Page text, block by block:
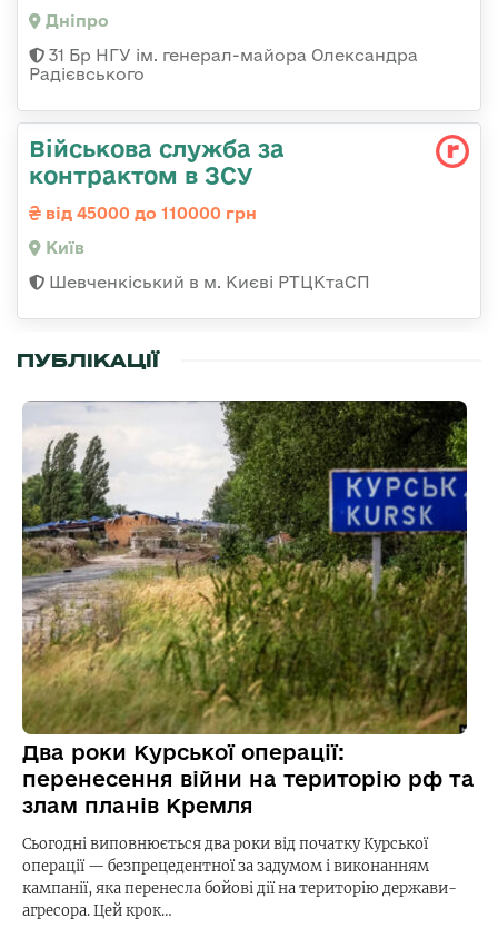
Дніпро
31 Бр НГУ ім. генерал-майора Олександра
Радієвського
Військова служба за
контрактом в ЗСУ
від 45000 до 110000 грн
Київ
Шевченкіський в м. Києві РТЦКтаСП
ПУБЛІКАЦІЇ
Два роки Курської операції:
перенесення війни на територію рф та
злам планів Кремля
Сьогодні виповнюється два роки від початку Курської
операції — безпрецедентної за задумом і виконанням
кампанії, яка перенесла бойові дії на територію держави-
агресора. Цей крок…